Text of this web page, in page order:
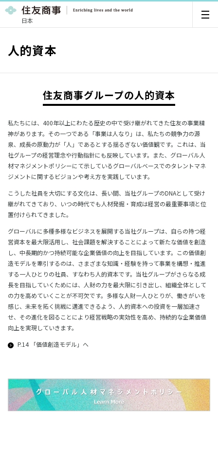
日本
人的資本
住友商事グループの人的資本
私たちには、400年以上にわたる歴史の中で受け継がれてきた住友の事業精
神があります。その一つである「事業は人なり」は、私たちの競争力の源
泉、成長の原動力が「人」であるとする揺るぎない価値観です。これは、当
社グループの経営理念や行動指針にも反映しています。また、グローバル人
材マネジメントポリシーにて示しているグローバルベースでのタレントマネ
ジメントに関するビジョンや考え方を実践しています。
こうした社員を大切にする文化は、長い間、当社グループのDNAとして受け
継がれてきており、いつの時代でも人材発掘・育成は経営の最重要事項と位
置付けられてきました。
グローバルに多種多様なビジネスを展開する当社グループは、自らの持つ経
営資本を最大限活用し、社会課題を解決することによって新たな価値を創造
し、中長期的かつ持続可能な企業価値の向上を目指しています。この価値創
造モデルを牽引するのは、さまざまな知識・経験を持って事業を構想・推進
する一人ひとりの社員、すなわち人的資本です。当社グループがさらなる成
長を目指していくためには、人財の力を最大限に引き出し、組織全体として
の力を高めていくことが不可欠です。多様な人財一人ひとりが、働きがいを
感じ、未来を拓く挑戦に邁進できるよう、人的資本への投資を一層加速さ
せ、その進化を図ることにより経営戦略の実効性を高め、持続的な企業価値
向上を実現していきます。
P.14 「価値創造モデル」へ